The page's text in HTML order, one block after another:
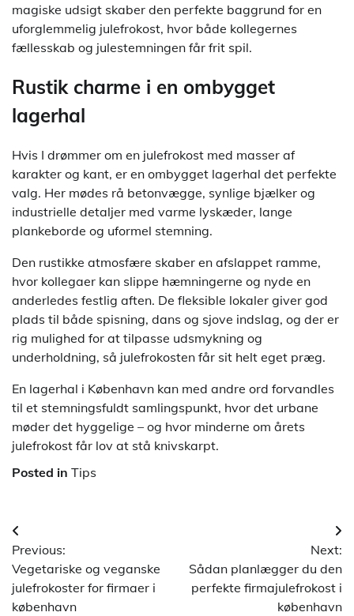
magiske udsigt skaber den perfekte baggrund for en
uforglemmelig julefrokost, hvor både kollegernes
fællesskab og julestemningen får frit spil.
Rustik charme i en ombygget
lagerhal
Hvis I drømmer om en julefrokost med masser af
karakter og kant, er en ombygget lagerhal det perfekte
valg. Her mødes rå betonvægge, synlige bjælker og
industrielle detaljer med varme lyskæder, lange
plankeborde og uformel stemning.
Den rustikke atmosfære skaber en afslappet ramme,
hvor kollegaer kan slippe hæmningerne og nyde en
anderledes festlig aften. De fleksible lokaler giver god
plads til både spisning, dans og sjove indslag, og der er
rig mulighed for at tilpasse udsmykning og
underholdning, så julefrokosten får sit helt eget præg.
En lagerhal i København kan med andre ord forvandles
til et stemningsfuldt samlingspunkt, hvor det urbane
møder det hyggelige – og hvor minderne om årets
julefrokost får lov at stå knivskarpt.
Posted in Tips
Indlægsnavigation
Previous:
Vegetariske og veganske
julefrokoster for firmaer i
københavn
Next:
Sådan planlægger du den
perfekte firmajulefrokost i
københavn